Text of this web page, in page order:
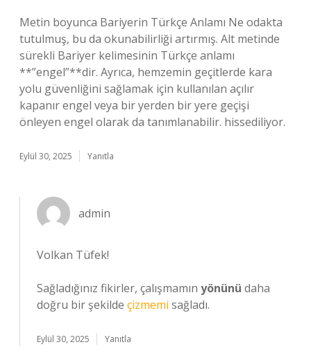
Metin boyunca Bariyerin Türkçe Anlamı Ne odakta
tutulmuş, bu da okunabilirliği artırmış. Alt metinde
sürekli Bariyer kelimesinin Türkçe anlamı
**”engel”**dir. Ayrıca, hemzemin geçitlerde kara
yolu güvenliğini sağlamak için kullanılan açılır
kapanır engel veya bir yerden bir yere geçişi
önleyen engel olarak da tanımlanabilir. hissediliyor.
Eylül 30, 2025 Yanıtla
admin
Volkan Tüfek!
Sağladığınız fikirler, çalışmamın yönünü daha
doğru bir şekilde çizmemi sağladı.
Eylül 30, 2025 Yanıtla